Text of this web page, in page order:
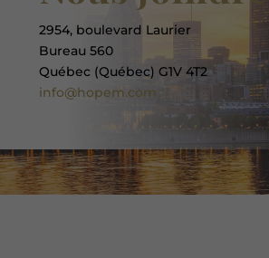
2954, boulevard Laurier
Bureau 560
Québec (Québec) G1V 4T2
info@hopem.com